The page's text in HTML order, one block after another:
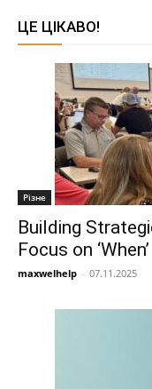
ЦЕ ЦІКАВО!
Різне
Building
Focus on ‘When’
maxwelhelp - 07.11.2025